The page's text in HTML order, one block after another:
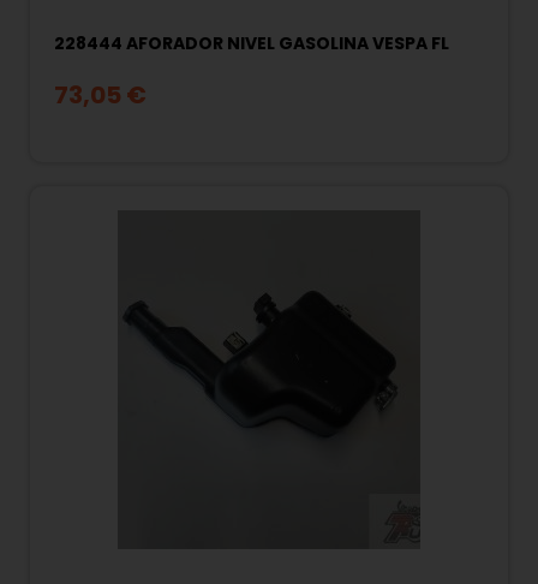
228444 AFORADOR NIVEL GASOLINA VESPA FL
73,05 €